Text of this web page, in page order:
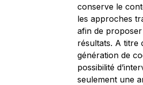
conserve le
les approches
afin de
résultats. A titre
génération de
possibilité
seulement une